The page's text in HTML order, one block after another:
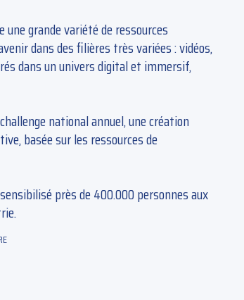
grande variété de ressources
dans des filières très variées : vidéos,
dans un univers digital et immersif,
national annuel, une création
basée sur les ressources de
près de 400.000 personnes aux